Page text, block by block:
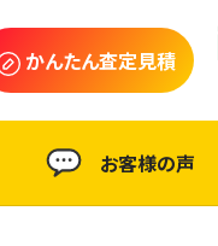
かんたん査定見積
お客様の声